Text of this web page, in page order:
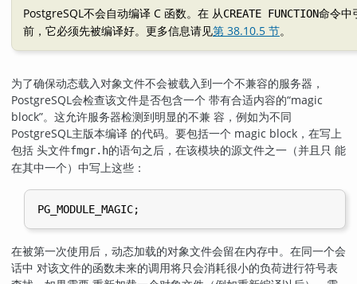
PostgreSQL不会自动编译 C 函数。在 从CREATE FUNCTION命令中
前，它必须先被编译好。更多信息请见第 38.10.5 节。
为了确保动态载入对象文件不会被载入到一个不兼容的服务器，
PostgreSQL会检查该文件是否包含一个 带有合适内容的“magic
block”。这允许服务器检测到明显的不兼 容，例如为不同
PostgreSQL主版本编译 的代码。要包括一个 magic block，在写上
包括 头文件fmgr.h的语句之后，在该模块的源文件之一（并且只 能
在其中一个）中写上这些：
在被第一次使用后，动态加载的对象文件会留在内存中。在同一个会
话中 对该文件的函数未来的调用将只会消耗很小的负荷进行符号表